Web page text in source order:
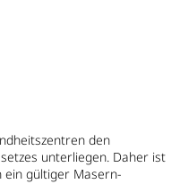
den
unterliegen. Daher ist
ein gültiger Masern-